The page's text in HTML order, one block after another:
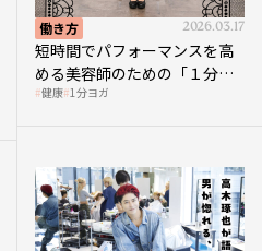
働き方 2026.03.17
短時間でパフォーマンスを高
める美容師のための「１分ヨ
ガ」講座｜実践編
健康 1分ヨガ